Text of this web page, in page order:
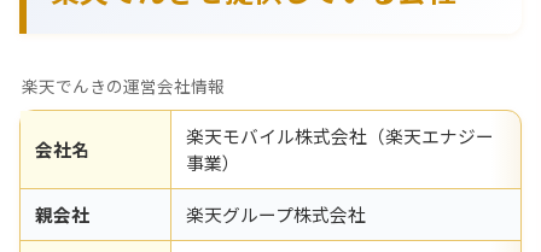
楽天でんきの運営会社情報
会社名
楽天モバイル株式会社（楽天エナジー
事業）
親会社 楽天グループ株式会社